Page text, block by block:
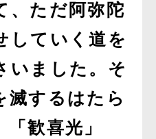
、ただ阿弥陀
していく道を
いました。そ
滅するはたら
歓喜光」